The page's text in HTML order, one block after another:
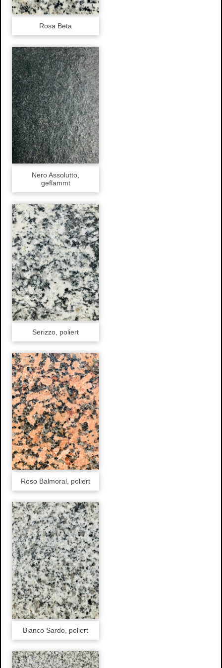
Wasserschaden- sanierung
Schimmelpilze
Herstellung und Verkauf von Stuck
Stuckarbeiten
Dekorative Oberflächen
Ihre Vorteile
Produkte
Stuckgesims
Stuckleisten
Stuck-Rosetten
Natursteine
Referenzen
Altbausanierung
Design
Stuckdecken
Spachteltechnik & Wischtechnik
Neue Ideen
Wissenswertes
Energetische Sanierung
Förderprogramme
Richtiges Lüften
Kontakt
Anfahrtsweg
Impressum
Datenschutz
Rosa Beta
Nero Assolutto,
geflammt
Serizzo, poliert
Roso Balmoral, poliert
Bianco Sardo, poliert